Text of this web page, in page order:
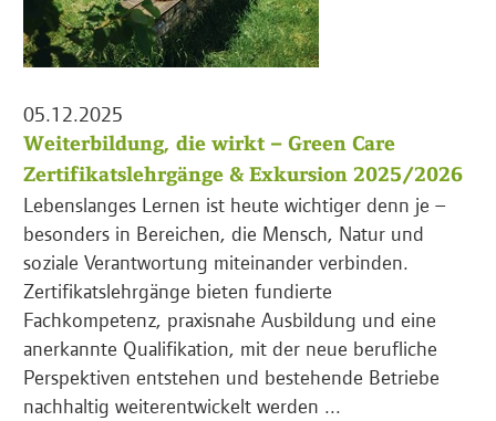
05.12.2025
Weiterbildung, die wirkt – Green Care
Zertifikatslehrgänge & Exkursion 2025/2026
Lebenslanges Lernen ist heute wichtiger denn je –
besonders in Bereichen, die Mensch, Natur und
soziale Verantwortung miteinander verbinden.
Zertifikatslehrgänge bieten fundierte
Fachkompetenz, praxisnahe Ausbildung und eine
anerkannte Qualifikation, mit der neue berufliche
Perspektiven entstehen und bestehende Betriebe
nachhaltig weiterentwickelt werden ...